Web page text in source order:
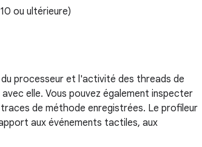
ou ultérieure)
processeur et l'activité des threads de
elle. Vous pouvez également inspecter
de méthode enregistrées. Le profileur
aux événements tactiles, aux